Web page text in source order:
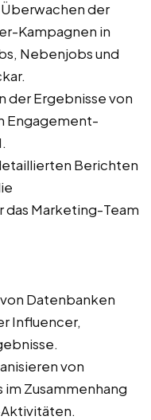
Überwachen der
Kampagnen in
Nebenjobs und
der Ergebnisse von
Engagement-
Berichten
das Marketing-Team
Datenbanken
Influencer,
von
im Zusammenhang